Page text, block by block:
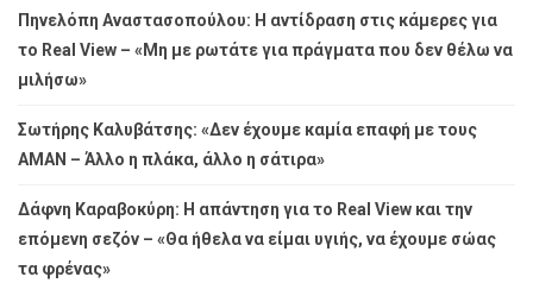
Πηνελόπη Αναστασοπούλου: Η αντίδραση στις κάμερες για
το Real View – «Μη με ρωτάτε για πράγματα που δεν θέλω να
μιλήσω»
Σωτήρης Καλυβάτσης: «Δεν έχουμε καμία επαφή με τους
ΑΜΑΝ – Άλλο η πλάκα, άλλο η σάτιρα»
Δάφνη Καραβοκύρη: Η απάντηση για το Real View και την
επόμενη σεζόν – «Θα ήθελα να είμαι υγιής, να έχουμε σώας
τα φρένας»